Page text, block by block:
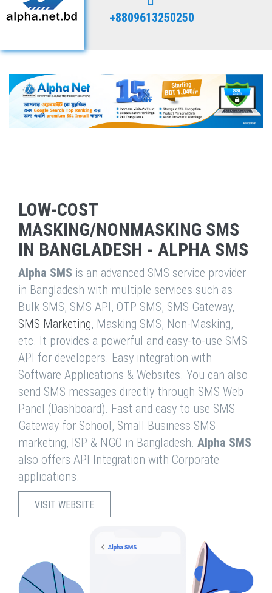
+8809613250250
LOW-COST
MASKING/NONMASKING SMS
IN BANGLADESH - ALPHA SMS
Alpha SMS is an advanced SMS service provider
in Bangladesh with multiple services such as
Bulk SMS, SMS API, OTP SMS, SMS Gateway,
SMS Marketing, Masking SMS, Non-Masking,
etc. It provides a powerful and easy-to-use SMS
API for developers. Easy integration with
Software Applications & Websites. You can also
send SMS messages directly through SMS Web
Panel (Dashboard). Fast and easy to use SMS
Gateway for School, Small Business SMS
marketing, ISP & NGO in Bangladesh. Alpha SMS
also offers API Integration with Corporate
applications.
VISIT WEBSITE